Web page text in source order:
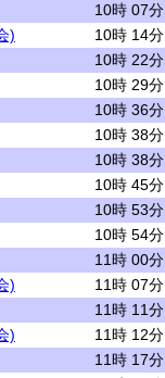
10時 07分
)
10時 14分
10時 22分
10時 29分
10時 36分
10時 38分
10時 38分
10時 45分
10時 53分
10時 54分
11時 00分
)
11時 07分
11時 11分
)
11時 12分
11時 17分